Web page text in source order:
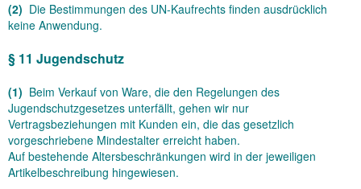
(2) Die Bestimmungen des UN-Kaufrechts finden ausdrücklich
keine Anwendung.
§ 11 Jugendschutz
(1) Beim Verkauf von Ware, die den Regelungen des
Jugendschutzgesetzes unterfällt, gehen wir nur
Vertragsbeziehungen mit Kunden ein, die das gesetzlich
vorgeschriebene Mindestalter erreicht haben.
Auf bestehende Altersbeschränkungen wird in der jeweiligen
Artikelbeschreibung hingewiesen.